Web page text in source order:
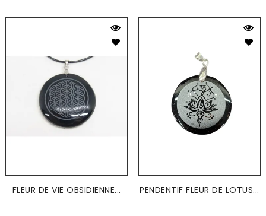
FLEUR DE VIE OBSIDIENNE... PENDENTIF FLEUR DE LOTUS...